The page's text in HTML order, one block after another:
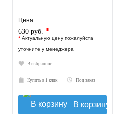
Цена:
630 руб. *
* Актуальную цену пожалуйста
уточните у менеджера
В избранное
Купить в 1 клик Под заказ
В корзину